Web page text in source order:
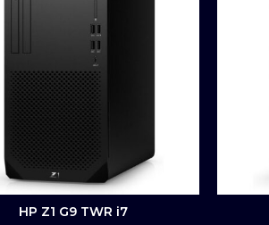
LIRE LA SUITE
HP Z1 G9 TWR i7